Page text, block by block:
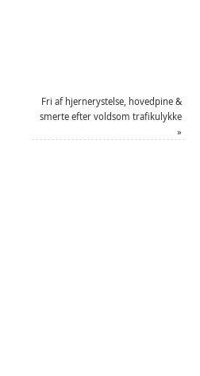
Fri af hjernerystelse, hovedpine &
smerte efter voldsom trafikulykke
»